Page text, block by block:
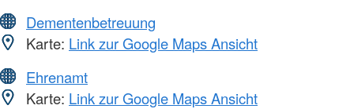
Dementenbetreuung
Karte: Link zur Google Maps Ansicht
Ehrenamt
Karte: Link zur Google Maps Ansicht